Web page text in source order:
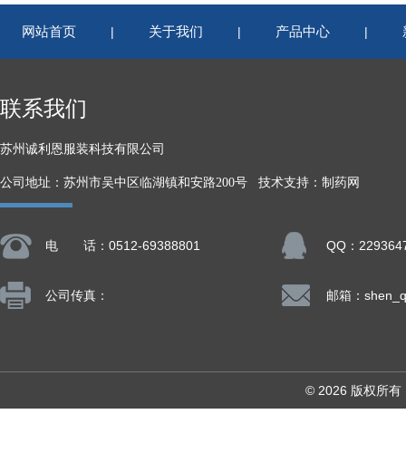
网站首页 | 关于我们 | 产品中心 |
联系我们
苏州诚利恩服装科技有限公司
公司地址：苏州市吴中区临湖镇和安路200号 技术支持： 制药网
电 话：0512-69388801 QQ：
公司传真：
© 2026 版权所